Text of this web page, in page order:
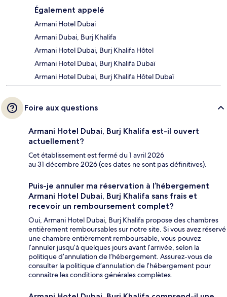
Également appelé
Armani Hotel Dubai
Armani Dubai, Burj Khalifa
Armani Hotel Dubai, Burj Khalifa Hôtel
Armani Hotel Dubai, Burj Khalifa Dubaï
Armani Hotel Dubai, Burj Khalifa Hôtel Dubaï
Foire aux questions
Armani Hotel Dubai, Burj Khalifa est-il ouvert
actuellement?
Cet établissement est fermé du 1 avril 2026
au 31 décembre 2026 (ces dates ne sont pas définitives).
Puis-je annuler ma réservation à l’hébergement
Armani Hotel Dubai, Burj Khalifa sans frais et
recevoir un remboursement complet?
Oui, Armani Hotel Dubai, Burj Khalifa propose des chambres
entièrement remboursables sur notre site. Si vous avez réservé
une chambre entièrement remboursable, vous pouvez
l’annuler jusqu’à quelques jours avant l’arrivée, selon la
politique d’annulation de l’hébergement. Assurez-vous de
consulter la politique d’annulation de l’hébergement pour
connaître les conditions générales complètes.